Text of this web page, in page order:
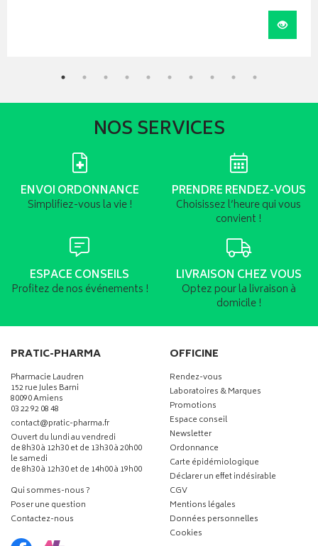
NOS SERVICES
ENVOI ORDONNANCE
Simplifiez-vous la vie !
PRENDRE RENDEZ-VOUS
Choisissez l’heure qui vous
convient !
ESPACE CONSEILS
Profitez de nos événements !
LIVRAISON CHEZ VOUS
Optez pour la livraison à
domicile !
PRATIC-PHARMA
Pharmacie Laudren
152 rue Jules Barni
80090 Amiens
03 22 92 08 48
contact-
@-
pratic-pharma.fr
Ouvert du lundi au vendredi
de 8h30 à 12h30 et de 13h30 à 20h00
le samedi
de 8h30 à 12h30 et de 14h00 à 19h00
Qui sommes-nous ?
Poser une question
Contactez-nous
OFFICINE
Rendez-vous
Laboratoires & Marques
Promotions
Espace conseil
Newsletter
Ordonnance
Carte épidémiologique
Déclarer un effet indésirable
CGV
Mentions légales
Données personnelles
Cookies